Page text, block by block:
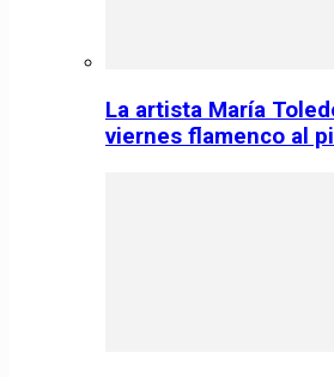
La artista María
viernes flamenco al